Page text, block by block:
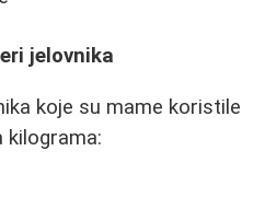
jelovnika
koje su mame koristile
kilograma: